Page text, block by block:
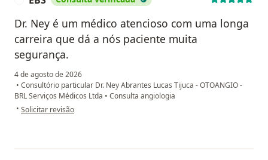
Dr. Ney é um médico atencioso com uma longa
carreira que dá a nós paciente muita
segurança.
4 de agosto de 2026
• Consultório particular Dr. Ney Abrantes Lucas Tijuca - OTOANGIO -
BRL Serviços Médicos Ltda • Consulta angiologia
• na opinião do utilizador EBS
Solicitar revisão